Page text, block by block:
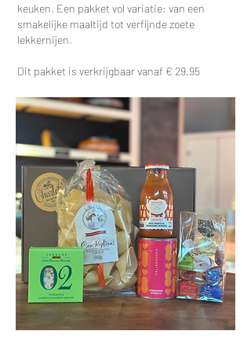
keuken. Een pakket vol variatie: van een
smakelijke maaltijd tot verfijnde zoete
lekkernijen.
Dit pakket is verkrijgbaar vanaf € 29,95